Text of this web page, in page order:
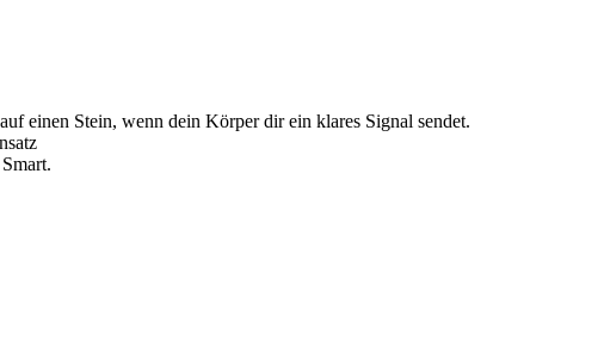
einen Stein, wenn dein Körper dir ein klares Signal sendet.